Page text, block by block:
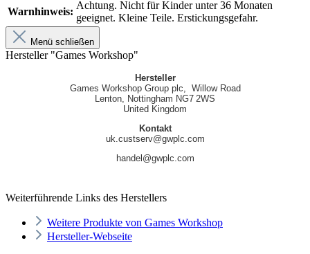
Warnhinweis:
Achtung. Nicht für Kinder unter 36 Monaten
geeignet. Kleine Teile. Erstickungsgefahr.
Menü schließen
Hersteller "Games Workshop"
Hersteller
Games Workshop Group plc, Willow Road
Lenton, Nottingham NG7 2WS
United Kingdom
Kontakt
uk.custserv@gwplc.com
handel@gwplc.com
Weiterführende Links des Herstellers
Weitere Produkte von Games Workshop
Hersteller-Webseite